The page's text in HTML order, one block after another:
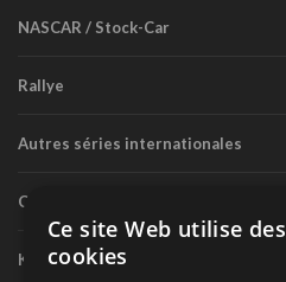
NASCAR / Stock-Car
Rallye
Autres séries internationales
Circuit routier canadien
Karting
Ce site Web utilise des
cookies